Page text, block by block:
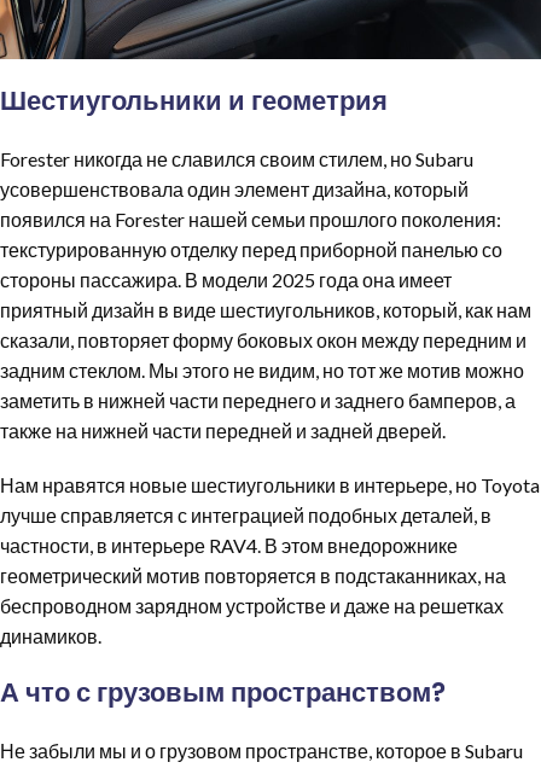
Шестиугольники и геометрия
Forester никогда не славился своим стилем, но Subaru
усовершенствовала один элемент дизайна, который
появился на Forester нашей семьи прошлого поколения:
текстурированную отделку перед приборной панелью со
стороны пассажира. В модели 2025 года она имеет
приятный дизайн в виде шестиугольников, который, как нам
сказали, повторяет форму боковых окон между передним и
задним стеклом. Мы этого не видим, но тот же мотив можно
заметить в нижней части переднего и заднего бамперов, а
также на нижней части передней и задней дверей.
Нам нравятся новые шестиугольники в интерьере, но Toyota
лучше справляется с интеграцией подобных деталей, в
частности, в интерьере RAV4. В этом внедорожнике
геометрический мотив повторяется в подстаканниках, на
беспроводном зарядном устройстве и даже на решетках
динамиков.
А что с грузовым пространством?
Не забыли мы и о грузовом пространстве, которое в Subaru